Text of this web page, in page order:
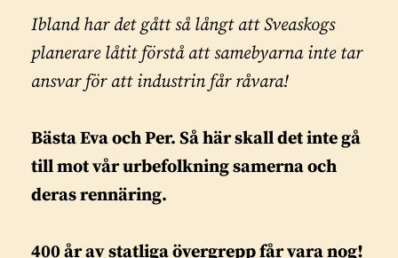
Ibland har det gått så långt att Sveaskogs
planerare låtit förstå att samebyarna inte tar
ansvar för att industrin får råvara!
Bästa Eva och Per. Så här skall det inte gå
till mot vår urbefolkning samerna och
deras rennäring.
400 år av statliga övergrepp får vara nog!